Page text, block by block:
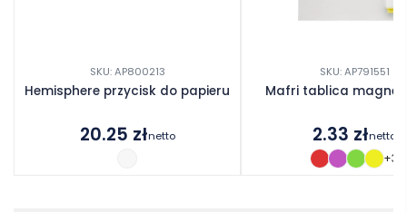
SKU: AP800213
Hemisphere przycisk do papieru
20.25 złnetto
SKU: AP791551
Mafri tablica
2.33 złnetto
+3